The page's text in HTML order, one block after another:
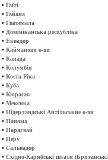
• Гаїті
• Гайана
• Гватемала
• Домініканська республіка
• Еквадор
• Кайманови о-ви
• Канада
• Колумбія
• Коста-Ріка
• Куба
• Кюрасао
• Мексика
• Нідерландські Антільськие о-ви
• Панама
• Парагвай
• Перу
• Сальвадор
• Східно-Карибські штати (Британські